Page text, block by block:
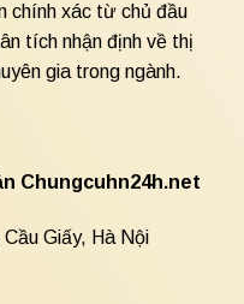
chính xác từ chủ đầu
tích nhận định về thị
gia trong ngành.
Chungcuhn24h.net
Giấy, Hà Nội